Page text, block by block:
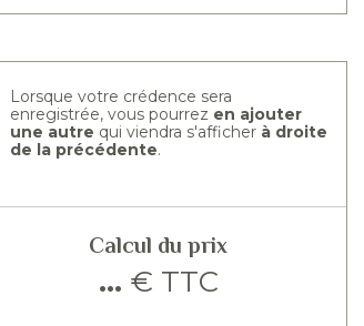
Lorsque votre crédence sera
enregistrée, vous pourrez en ajouter
une autre qui viendra s'afficher à droite
de la précédente.
Calcul du prix
... € TTC